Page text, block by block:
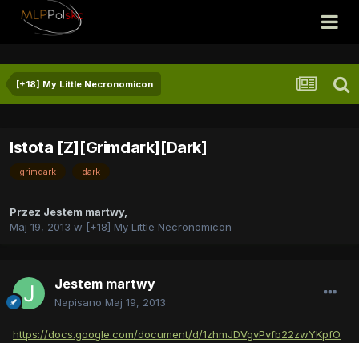
[+18] My Little Necronomicon
Istota [Z][Grimdark][Dark]
grimdark dark
Przez Jestem martwy,
Maj 19, 2013 w [+18] My Little Necronomicon
Jestem martwy
Napisano Maj 19, 2013
https://docs.google.com/document/d/1zhmJDVgvPvfb22zwYKpfO